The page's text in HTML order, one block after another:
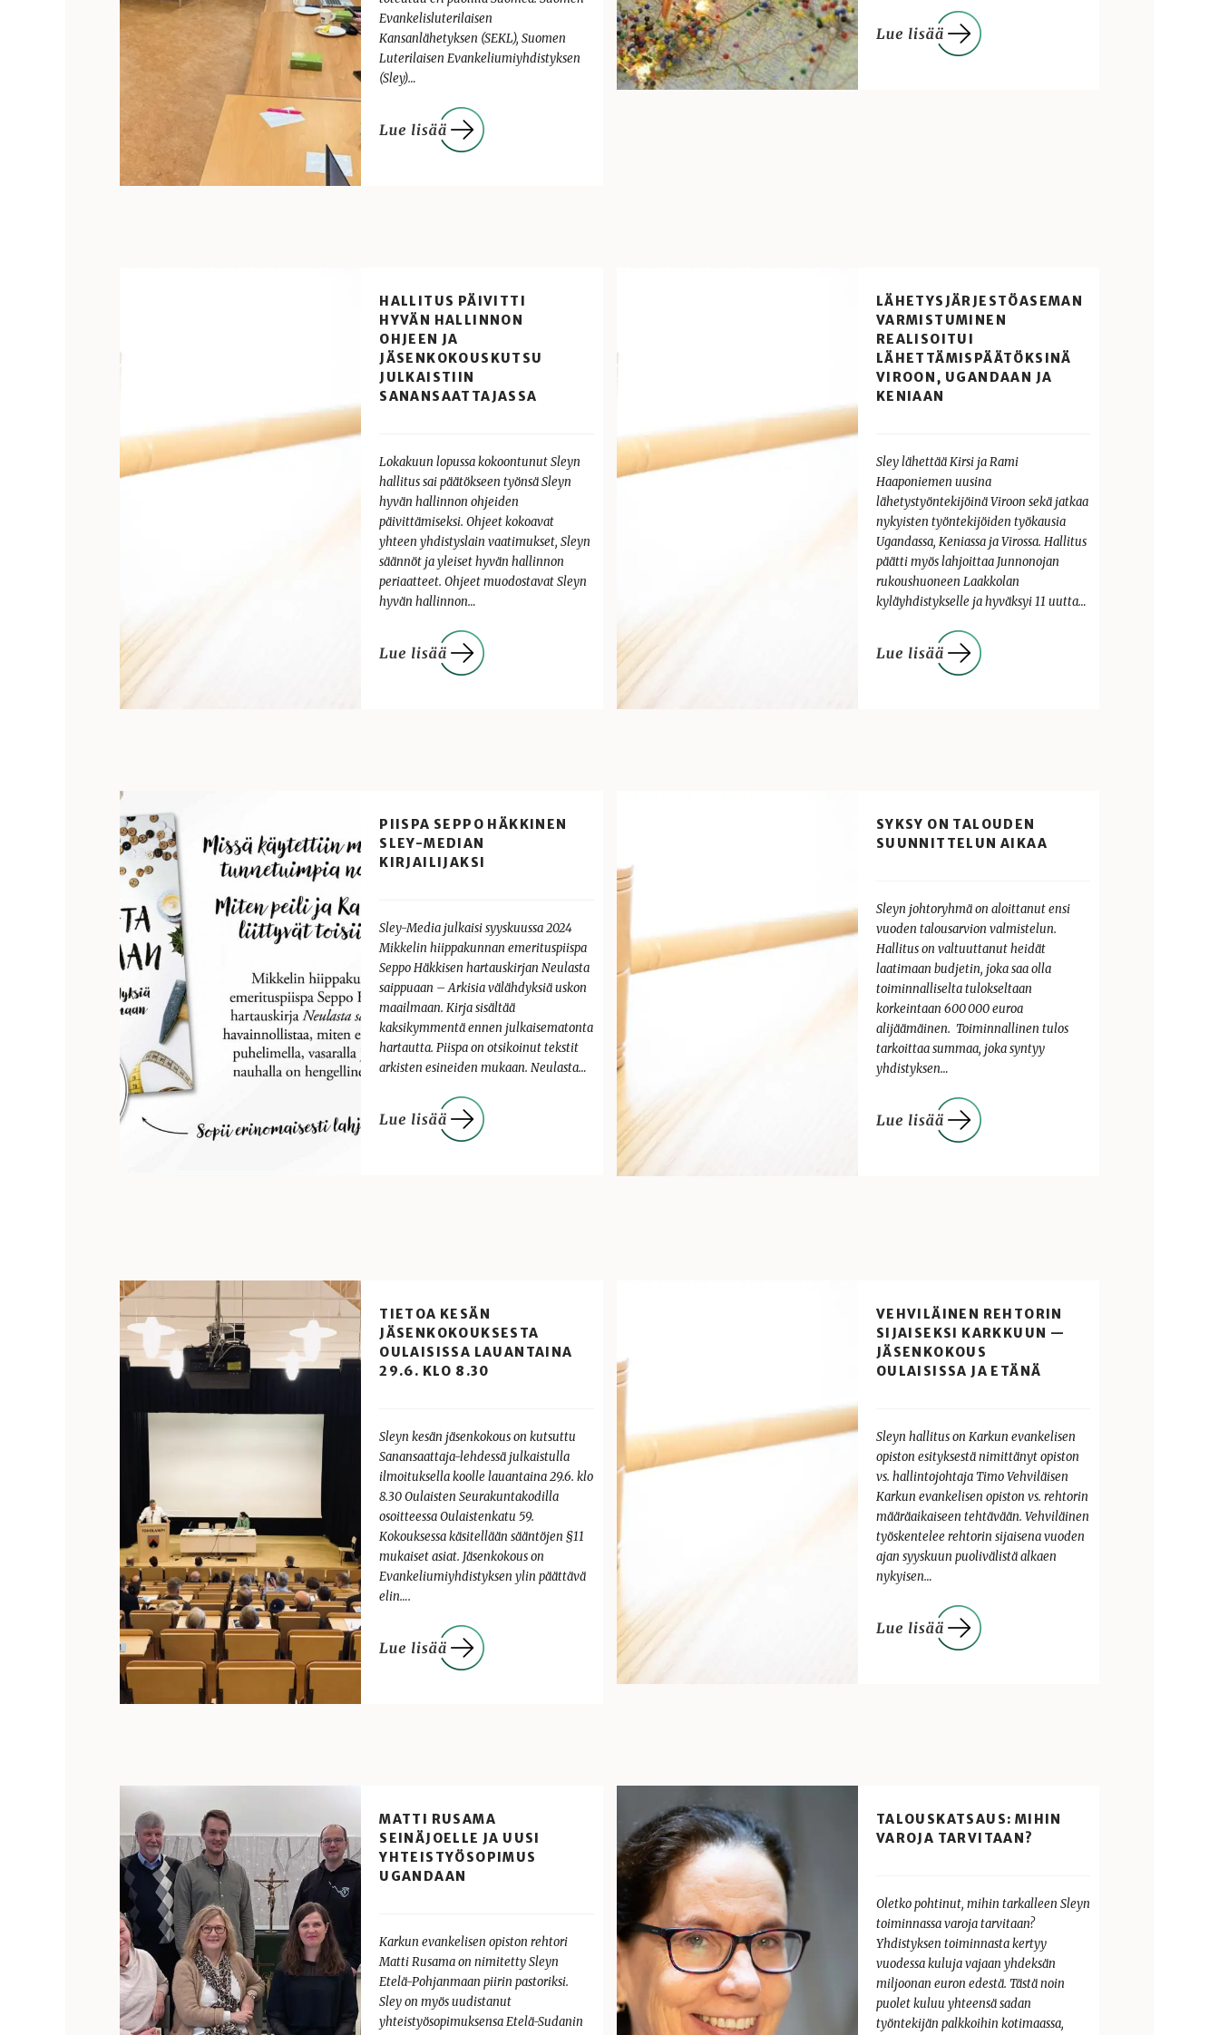
Evankelisluterilaisen
Kansanlähetyksen (SEKL), Suomen
Luterilaisen Evankeliumiyhdistyksen
(Sley)…
HALLITUS PÄIVITTI
HYVÄN HALLINNON
OHJEEN JA
JÄSENKOKOUSKUTSU
JULKAISTIIN
SANANSAATTAJASSA
Lokakuun lopussa kokoontunut Sleyn
hallitus sai päätökseen työnsä Sleyn
hyvän hallinnon ohjeiden
päivittämiseksi. Ohjeet kokoavat
yhteen yhdistyslain vaatimukset, Sleyn
säännöt ja yleiset hyvän hallinnon
periaatteet. Ohjeet muodostavat Sleyn
hyvän hallinnon…
LÄHETYSJÄRJESTÖASEMAN
VARMISTUMINEN
REALISOITUI
LÄHETTÄMISPÄÄTÖKSINÄ
VIROON, UGANDAAN JA
KENIAAN
Sley lähettää Kirsi ja Rami
Haaponiemen uusina
lähetystyöntekijöinä Viroon sekä jatkaa
nykyisten työntekijöiden työkausia
Ugandassa, Keniassa ja Virossa. Hallitus
päätti myös lahjoittaa Junnonojan
rukoushuoneen Laakkolan
kyläyhdistykselle ja hyväksyi 11 uutta…
PIISPA SEPPO HÄKKINEN
SLEY-MEDIAN
KIRJAILIJAKSI
Sley-Media julkaisi syyskuussa 2024
Mikkelin hiippakunnan emerituspiispa
Seppo Häkkisen hartauskirjan Neulasta
saippuaan – Arkisia välähdyksiä uskon
maailmaan. Kirja sisältää
kaksikymmentä ennen julkaisematonta
hartautta. Piispa on otsikoinut tekstit
arkisten esineiden mukaan. Neulasta…
SYKSY ON TALOUDEN
SUUNNITTELUN AIKAA
Sleyn johtoryhmä on aloittanut ensi
vuoden talousarvion valmistelun.
Hallitus on valtuuttanut heidät
laatimaan budjetin, joka saa olla
toiminnalliselta tulokseltaan
korkeintaan 600 000 euroa
alijäämäinen. Toiminnallinen tulos
tarkoittaa summaa, joka syntyy
yhdistyksen…
TIETOA KESÄN
JÄSENKOKOUKSESTA
OULAISISSA LAUANTAINA
29.6. KLO 8.30
Sleyn kesän jäsenkokous on kutsuttu
Sanansaattaja-lehdessä julkaistulla
ilmoituksella koolle lauantaina 29.6. klo
8.30 Oulaisten Seurakuntakodilla
osoitteessa Oulaistenkatu 59.
Kokouksessa käsitellään sääntöjen §11
mukaiset asiat. Jäsenkokous on
Evankeliumiyhdistyksen ylin päättävä
elin….
VEHVILÄINEN REHTORIN
SIJAISEKSI KARKKUUN —
JÄSENKOKOUS
OULAISISSA JA ETÄNÄ
Sleyn hallitus on Karkun evankelisen
opiston esityksestä nimittänyt opiston
vs. hallintojohtaja Timo Vehviläisen
Karkun evankelisen opiston vs. rehtorin
määräaikaiseen tehtävään. Vehviläinen
työskentelee rehtorin sijaisena vuoden
ajan syyskuun puolivälistä alkaen
nykyisen…
MATTI RUSAMA
SEINÄJOELLE JA UUSI
YHTEISTYÖSOPIMUS
UGANDAAN
Karkun evankelisen opiston rehtori
Matti Rusama on nimitetty Sleyn
Etelä-Pohjanmaan piirin pastoriksi.
Sley on myös uudistanut
yhteistyösopimuksensa Etelä-Sudanin
TALOUSKATSAUS: MIHIN
VAROJA TARVITAAN?
Oletko pohtinut, mihin tarkalleen Sleyn
toiminnassa varoja tarvitaan?
Yhdistyksen toiminnasta kertyy
vuodessa kuluja vajaan yhdeksän
miljoonan euron edestä. Tästä noin
puolet kuluu yhteensä sadan
työntekijän palkkoihin kotimaassa,